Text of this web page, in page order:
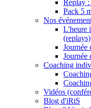
Replay
Pack 5
Nos
L'heure
(replays)
Journée
Journée
Coaching
Vidéos
Blog d'iRiS